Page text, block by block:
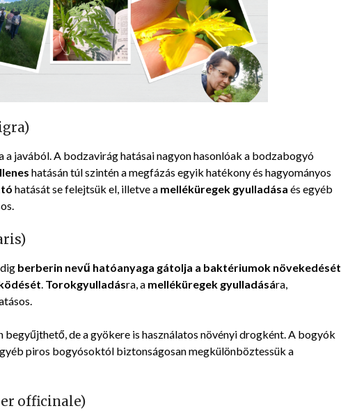
a javából. A bodzavirág hatásai nagyon hasonlóak a bodzabogyó
hatásán túl szintén a megfázás egyik hatékony és hagyományos
hatását se felejtsük el, illetve a melléküregek gyulladása és egyéb
berberin nevű hatóanyaga gátolja a baktériumok növekedését
. Torokgyulladásra, a melléküregek gyulladására,
begyűjthető, de a gyökere is használatos növényi drogként. A bogyók
piros bogyósoktól biztonságosan megkülönböztessük a
officinale)